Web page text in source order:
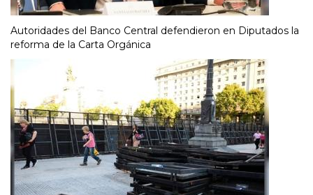
Autoridades del Banco Central defendieron en Diputados la
reforma de la Carta Orgánica